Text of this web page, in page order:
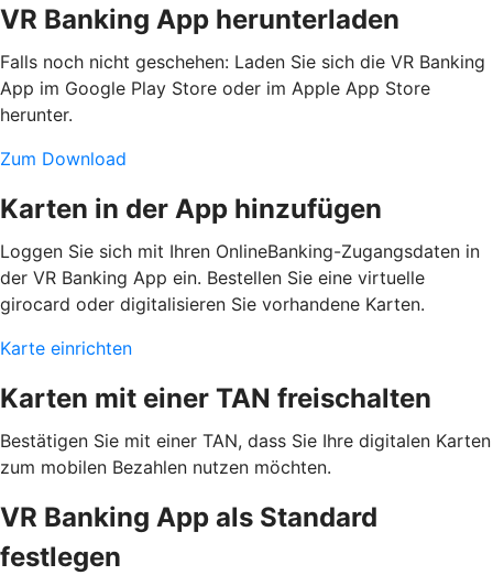
VR Banking App herunterladen
Falls noch nicht geschehen: Laden Sie sich die VR Banking
App im Google Play Store oder im Apple App Store
herunter.
Zum Download
Karten in der App hinzufügen
Loggen Sie sich mit Ihren OnlineBanking-Zugangsdaten in
der VR Banking App ein. Bestellen Sie eine virtuelle
girocard oder digitalisieren Sie vorhandene Karten.
Karte einrichten
Karten mit einer TAN freischalten
Bestätigen Sie mit einer TAN, dass Sie Ihre digitalen Karten
zum mobilen Bezahlen nutzen möchten.
VR Banking App als Standard
festlegen